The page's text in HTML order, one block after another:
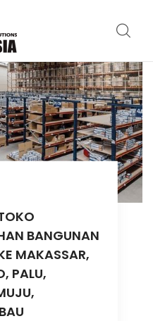
BANGUNAN
MAKASSAR,
PALU,